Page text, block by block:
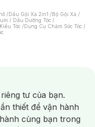
/Dầu Gội Xả 2in1 /Bộ Gội Xả /
/ Dầu Dưỡng Tóc /
Tóc /Dụng Cụ Chăm Sóc Tóc /
Hơi /Nước Rửa Tay/
/Bàn Chải Điện/
/ Nước Súc Miệng/
Vệ Sinh/Dưỡng Vùng Kín/
/Bọt Cạo Râu /Dao Cạo Râu/
tư của bạn.
thiết để vận hành
cùng bạn trong